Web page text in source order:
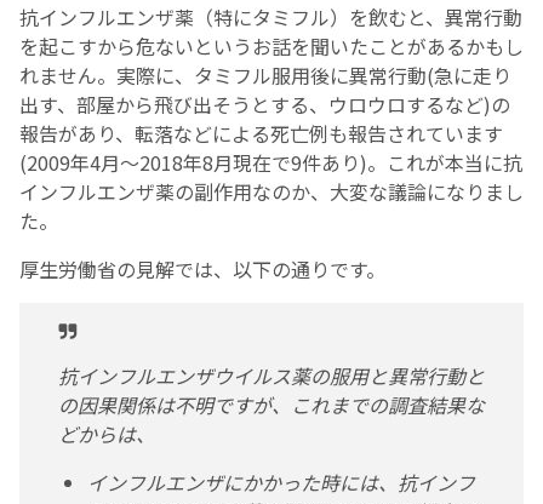
抗インフルエンザ薬（特にタミフル）を飲むと、異常行動
を起こすから危ないというお話を聞いたことがあるかもし
れません。実際に、タミフル服用後に異常行動(急に走り
出す、部屋から飛び出そうとする、ウロウロするなど)の
報告があり、転落などによる死亡例も報告されています
(2009年4月〜2018年8月現在で9件あり)。これが本当に抗
インフルエンザ薬の副作用なのか、大変な議論になりまし
た。
厚生労働省の見解では、以下の通りです。
抗インフルエンザウイルス薬の服用と異常行動と
の因果関係は不明ですが、これまでの調査結果な
どからは、
インフルエンザにかかった時には、抗インフ